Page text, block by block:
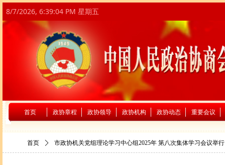
8/7/2026, 6:39:05 PM 星期五
首页 政协章程 政协领导 政协机构 政协动态 重要会议
首页 ꄲ 市政协机关党组理论学习中心组2025年 第八次集体学习会议举行